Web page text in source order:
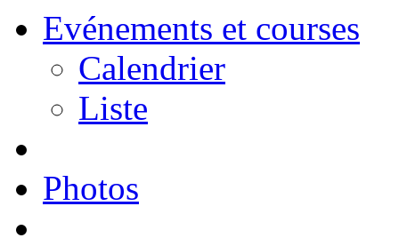
Evénements et courses
Calendrier
Liste
Photos